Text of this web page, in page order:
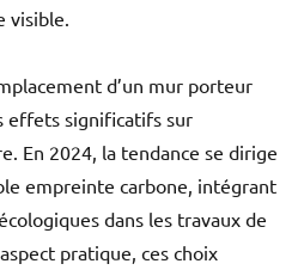
visible.
d’un mur porteur
effets significatifs sur
En 2024, la tendance se dirige
empreinte carbone, intégrant
dans les travaux de
pratique, ces choix